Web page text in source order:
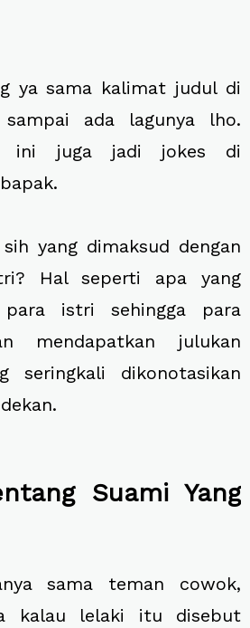
ya sama kalimat judul di
ada lagunya lho.
ini juga jadi jokes di
yang dimaksud dengan
Hal seperti apa yang
istri sehingga para
mendapatkan julukan
seringkali dikonotasikan
Suami Yang
sama teman cowok,
kalau lelaki itu disebut